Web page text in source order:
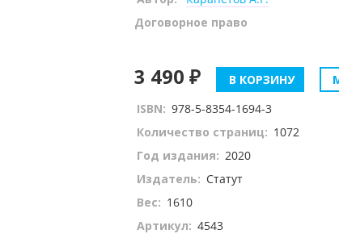
Договорное право
3 490 ₽ В КОРЗИНУ
ISBN: 978-5-8354-1694-3
Количество страниц: 1072
Год издания: 2020
Издатель: Статут
Вес: 1610
Артикул: 4543